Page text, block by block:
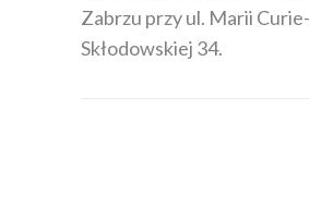
Zabrzu przy ul. Marii Curie-
Skłodowskiej 34.